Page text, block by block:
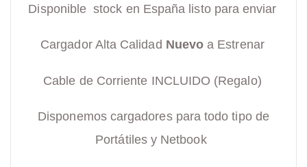
Disponible stock en España listo para enviar
Cargador Alta Calidad Nuevo a Estrenar
Cable de Corriente INCLUIDO (Regalo)
Disponemos cargadores para todo tipo de
Portátiles y Netbook